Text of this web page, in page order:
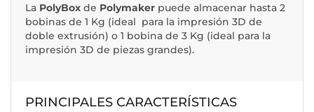
La PolyBox de Polymaker puede almacenar hasta 2
bobinas de 1 Kg (ideal para la impresión 3D de
doble extrusión) o 1 bobina de 3 Kg (ideal para la
impresión 3D de piezas grandes).
PRINCIPALES CARACTERÍSTICAS